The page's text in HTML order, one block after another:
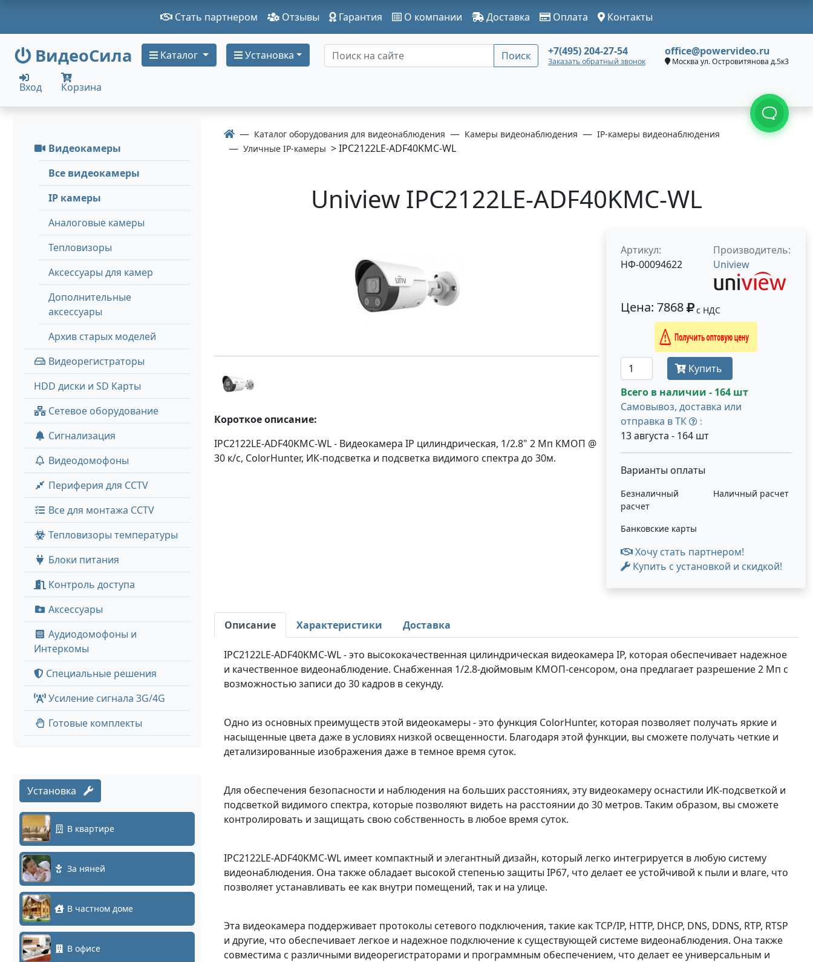
Стать партнером Отзывы Гарантия О компании Доставка Оплата Контакты
ВидеоСила Каталог Установка Поиск +7(495) 204-27-54
Заказать обратный звонок
office@powervideo.ru
Москва ул. Островитянова д.5к3
Вход Корзина
Видеокамеры
Все видеокамеры
IP камеры
Аналоговые камеры
Тепловизоры
Аксессуары для камер
Дополнительные
аксессуары
Архив старых моделей
Видеорегистраторы
HDD диски и SD Карты
Сетевое оборудование
Сигнализация
Видеодомофоны
Периферия для CCTV
Все для монтажа CCTV
Тепловизоры температуры
Блоки питания
Контроль доступа
Аксессуары
Аудиодомофоны и
Интеркомы
Специальные решения
Усиление сигнала 3G/4G
Готовые комплекты
Установка
В квартире
За няней
В частном доме
В офисе
Каталог оборудования для видеонаблюдения Камеры видеонаблюдения
IP-камеры видеонаблюдения
Уличные IP-камеры > IPC2122LE-ADF40KMC-WL
Uniview IPC2122LE-ADF40KMC-WL
Короткое описание:
IPC2122LE-ADF40KMC-WL - Видеокамера IP цилиндрическая, 1/2.8" 2 Мп КМОП @
30 к/с, ColorHunter, ИК-подсветка и подсветка видимого спектра до 30м.
Артикул:
НФ-00094622
Производитель:
Uniview
Цена: 7868 с НДС
Получить оптовую цену
Купить
Всего в наличии - 164 шт
Самовывоз, доставка или
отправка в ТК
:
13 августа - 164 шт
Варианты оплаты
Безналичный
расчет
Наличный расчет
Банковские карты
Хочу стать партнером!
Купить с установкой и скидкой!
Описание Характеристики Доставка
IPC2122LE-ADF40KMC-WL - это высококачественная цилиндрическая видеокамера IP, которая обеспечивает надежное
и качественное видеонаблюдение. Снабженная 1/2.8-дюймовым КМОП-сенсором, она предлагает разрешение 2 Мп с
возможностью записи до 30 кадров в секунду.
Одно из основных преимуществ этой видеокамеры - это функция ColorHunter, которая позволяет получать яркие и
насыщенные цвета даже в условиях низкой освещенности. Благодаря этой функции, вы сможете получать четкие и
детализированные изображения даже в темное время суток.
Для обеспечения безопасности и наблюдения на больших расстояниях, эту видеокамеру оснастили ИК-подсветкой и
подсветкой видимого спектра, которые позволяют видеть на расстоянии до 30 метров. Таким образом, вы сможете
контролировать и защищать свою собственность в любое время суток.
IPC2122LE-ADF40KMC-WL имеет компактный и элегантный дизайн, который легко интегрируется в любую систему
видеонаблюдения. Она также обладает высокой степенью защиты IP67, что делает ее устойчивой к пыли и влаге, что
позволяет устанавливать ее как внутри помещений, так и на улице.
Эта видеокамера поддерживает протоколы сетевого подключения, такие как TCP/IP, HTTP, DHCP, DNS, DDNS, RTP, RTSP
и другие, что обеспечивает легкое и надежное подключение к существующей системе видеонаблюдения. Она также
совместима с различными видеорегистраторами и программным обеспечением, что делает ее универсальным и